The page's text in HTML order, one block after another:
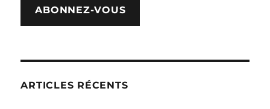
ABONNEZ-VOUS
ARTICLES RÉCENTS